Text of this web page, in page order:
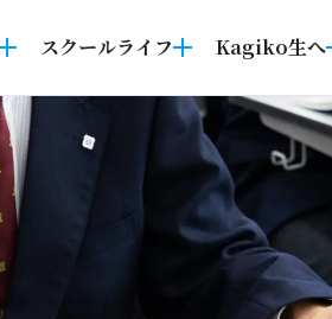
スクールライフ Kagiko生へ